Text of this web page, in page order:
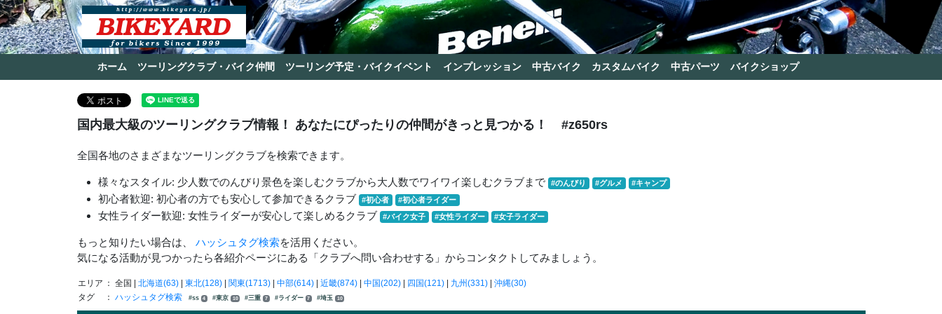
ホーム ツーリングクラブ・バイク仲間 ツーリング予定・バイクイベント インプレッション 中古バイク カスタムバイク 中古パーツ バイクショップ
国内最大級のツーリングクラブ情報！ あなたにぴったりの仲間がきっと見つかる！ #z650rs
全国各地のさまざまなツーリングクラブを検索できます。
様々なスタイル: 少人数でのんびり景色を楽しむクラブから大人数でワイワイ楽しむクラブまで #のんびり #グルメ #キャンプ
初心者歓迎: 初心者の方でも安心して参加できるクラブ #初心者 #初心者ライダー
女性ライダー歓迎: 女性ライダーが安心して楽しめるクラブ #バイク女子 #女性ライダー #女子ライダー
もっと知りたい場合は、 ハッシュタグ検索を活用ください。
気になる活動が見つかったら各紹介ページにある「クラブへ問い合わせする」からコンタクトしてみましょう。
エリア ： 全国 | 北海道(63)| 東北(128)| 関東(1713)| 中部(614)| 近畿(874)| 中国(202)| 四国(121)| 九州(331)| 沖縄(30)
タグ
： ハッシュタグ検索 #ss 4 #東京 10 #三重 7 #ライダー 7 #埼玉 10